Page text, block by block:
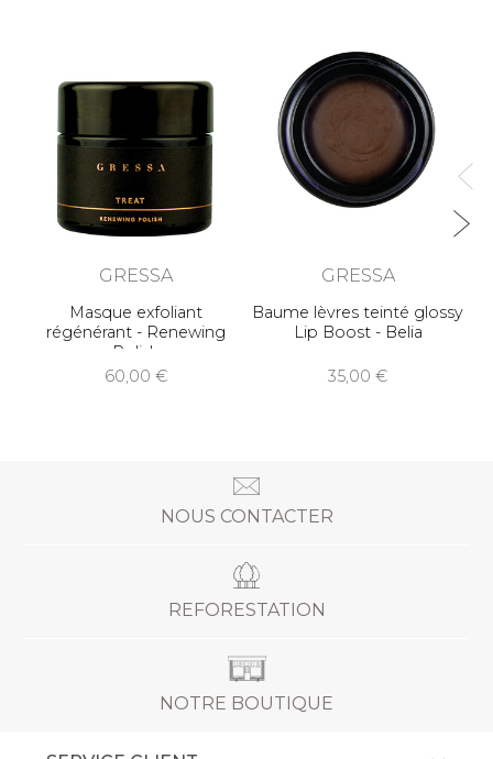
GRESSA
Masque exfoliant
régénérant - Renewing
Polish
60,00
GRESSA
Baume lèvres teinté glossy
Lip Boost - Belia
35,00
NOUS CONTACTER
REFORESTATION
NOTRE BOUTIQUE